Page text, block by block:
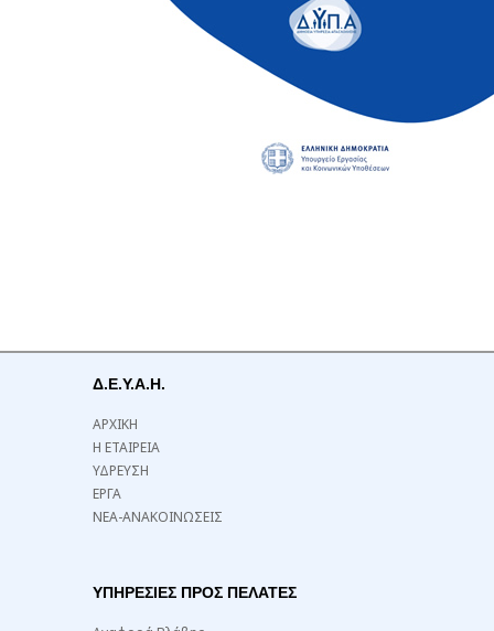
Δ.Ε.Υ.Α.Η.
ΑΡΧΙΚΗ
Η ΕΤΑΙΡΕΙΑ
ΥΔΡΕΥΣΗ
ΕΡΓΑ
ΝΕΑ-ΑΝΑΚΟΙΝΩΣΕΙΣ
ΥΠΗΡΕΣΙΕΣ ΠΡΟΣ ΠΕΛΑΤΕΣ